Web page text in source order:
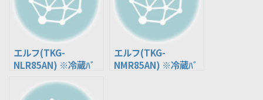
エルフ(TKG-
NLR85AN) ※冷蔵ﾊﾞ
エルフ(TKG-
NMR85AN) ※冷蔵ﾊﾞ